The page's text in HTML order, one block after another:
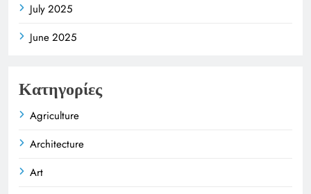
July 2025
June 2025
Κατηγορίες
Agriculture
Architecture
Art